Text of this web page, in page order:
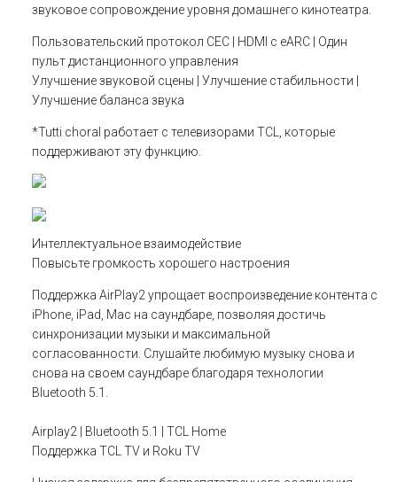
звуковое сопровождение уровня домашнего кинотеатра.
Пользовательский протокол CEC | HDMI с eARC | Один
пульт дистанционного управления
Улучшение звуковой сцены | Улучшение стабильности |
Улучшение баланса звука
*Tutti choral работает с телевизорами TCL, которые
поддерживают эту функцию.
Интеллектуальное взаимодействие
Повысьте громкость хорошего настроения
Поддержка AirPlay2 упрощает воспроизведение контента с
iPhone, iPad, Mac на саундбаре, позволяя достичь
синхронизации музыки и максимальной
согласованности. Слушайте любимую музыку снова и
снова на своем саундбаре благодаря технологии
Bluetooth 5.1.
Airplay2 | Bluetooth 5.1 | TCL Home
Поддержка TCL TV и Roku TV